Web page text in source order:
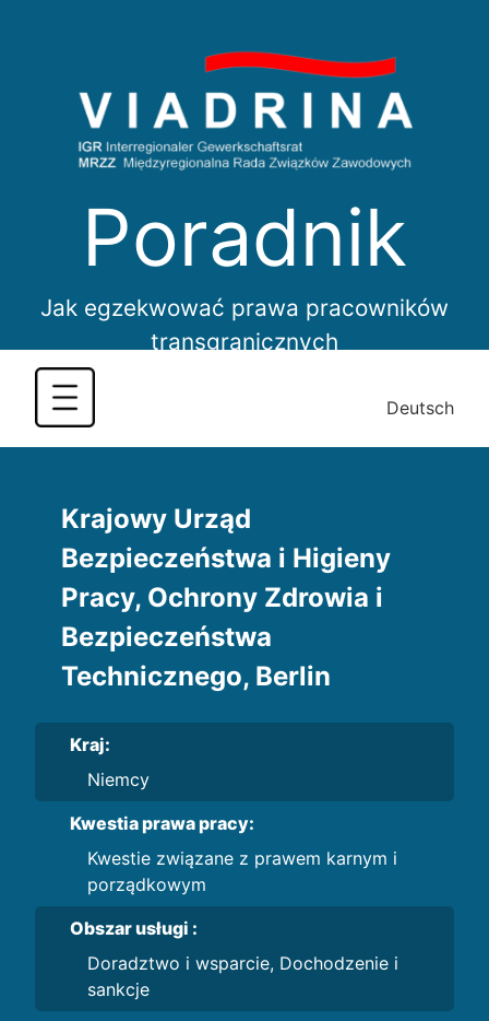
Poradnik
Jak egzekwować prawa pracowników
transgranicznych
Deutsch
Krajowy Urząd
Bezpieczeństwa i Higieny
Pracy, Ochrony Zdrowia i
Bezpieczeństwa
Technicznego, Berlin
Kraj:
Niemcy
Kwestia prawa pracy:
Kwestie związane z prawem karnym i
porządkowym
Obszar usługi :
Doradztwo i wsparcie, Dochodzenie i
sankcje